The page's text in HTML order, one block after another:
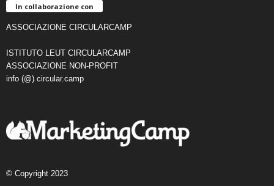
In collaborazione con
ASSOCIAZIONE CIRCULARCAMP
ISTITUTO LEUT CIRCULARCAMP
ASSOCIAZIONE NON-PROFIT
info (@) circular.camp
© Copyright 2023